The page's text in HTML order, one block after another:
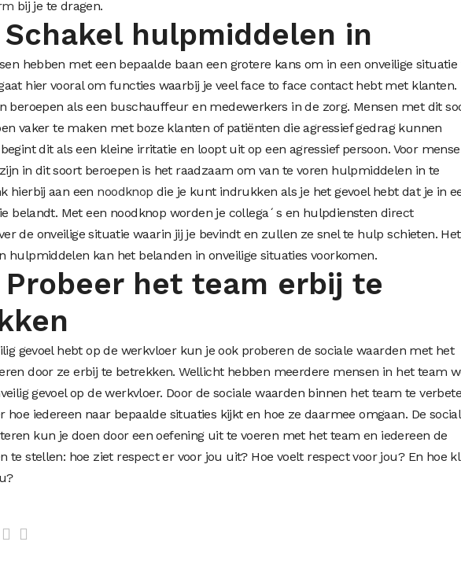
bij je te dragen.
Schakel hulpmiddelen in
hebben met een bepaalde baan een grotere kans om in een onveilige situatie
hier vooral om functies waarbij je veel face to face contact hebt met klanten.
beroepen als een buschauffeur en medewerkers in de zorg. Mensen met dit
vaker te maken met boze klanten of patiënten die agressief gedrag kunnen
dit als een kleine irritatie en loopt uit op een agressief persoon. Voor
in dit soort beroepen is het raadzaam om van te voren hulpmiddelen in te
hierbij aan een noodknop die je kunt indrukken als je het gevoel hebt dat je in
belandt. Met een noodknop worden je collega´s en hulpdiensten direct
de onveilige situatie waarin jij je bevindt en zullen ze snel te hulp schieten. Het
hulpmiddelen kan het belanden in onveilige situaties voorkomen.
Probeer het team erbij te
gevoel hebt op de werkvloer kun je ook proberen de sociale waarden met het
door ze erbij te betrekken. Wellicht hebben meerdere mensen in het team
gevoel op de werkvloer. Door de sociale waarden binnen het team te
hoe iedereen naar bepaalde situaties kijkt en hoe ze daarmee omgaan. De
kun je doen door een oefening uit te voeren met het team en iedereen de
te stellen: hoe ziet respect er voor jou uit? Hoe voelt respect voor jou? En hoe